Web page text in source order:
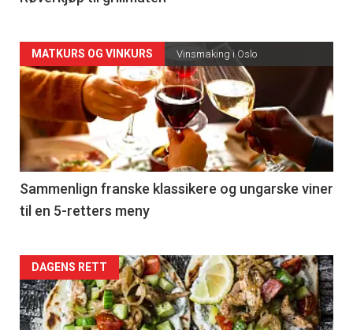
Forsiden
akkurat
nå
-
5
MATKURS OG VINKURS Vinsmaking i Oslo
Sammenlign franske klassikere og ungarske viner
til en 5-retters meny
Forsiden
akkurat
DAGENS RETT